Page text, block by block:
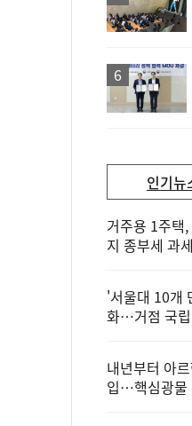
인기뉴
거주용 1주택
지 종부세 과
'서울대 10개
화…거점 국
내년부터 아
입…핵심광물